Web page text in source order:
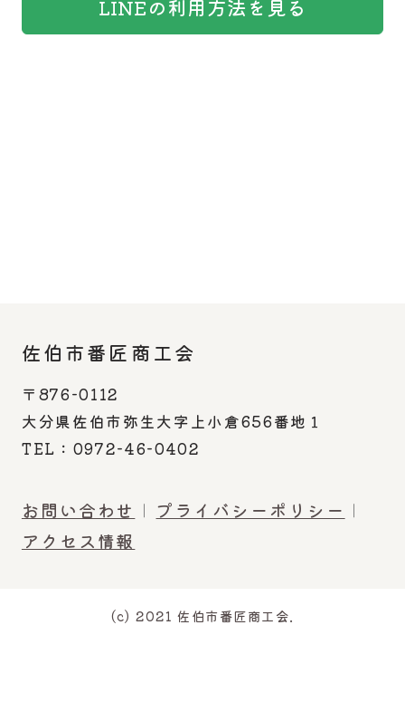
LINEの利用方法を見る
佐伯市番匠商工会
〒876-0112
大分県佐伯市弥生大字上小倉656番地１
TEL：0972-46-0402
お問い合わせ
プライバシーポリシー
アクセス情報
(c) 2021 佐伯市番匠商工会.